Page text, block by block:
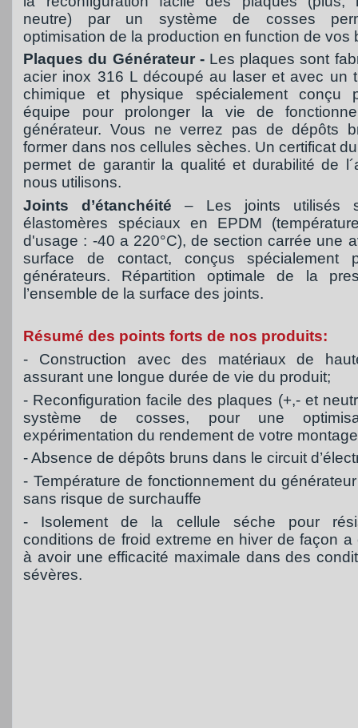
neutre) par un système de cosses
optimisation de la production en function de vos
Plaques du Générateur - Les plaques sont
acier inox 316 L découpé au laser et avec un
chimique et physique spécialement conçu
équipe pour prolonger la vie de
générateur. Vous ne verrez pas de dépôts
former dans nos cellules sèches. Un certificat
permet de garantir la qualité et durabilité de
nous utilisons.
Joints d’étanchéité – Les joints utilisés
élastomères spéciaux en EPDM
d'usage : -40 a 220°C), de section carrée une
surface de contact, conçus spécialement
générateurs. Répartition optimale de la
l’ensemble de la surface des joints.
Résumé des points forts de nos produits:
- Construction avec des matériaux de
assurant une longue durée de vie du produit;
- Reconfiguration facile des plaques (+,- et
système de cosses, pour une
expérimentation du rendement de votre
- Absence de dépôts bruns dans le circuit
- Température de fonctionnement du
sans risque de surchauffe
- Isolement de la cellule séche pour
conditions de froid extreme en hiver de façon a
à avoir une efficacité maximale dans des
sévères.